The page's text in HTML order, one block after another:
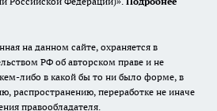
на данном сайте, охраняется в
РФ об авторском праве и не
либо в какой бы то ни было форме, в
распространению, переработке не иначе
правообладателя.